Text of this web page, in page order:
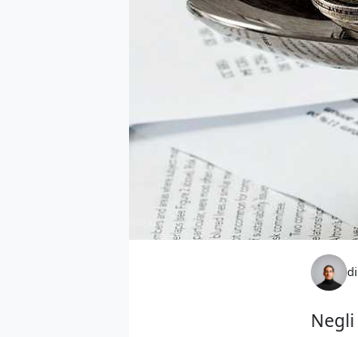
di
Negli